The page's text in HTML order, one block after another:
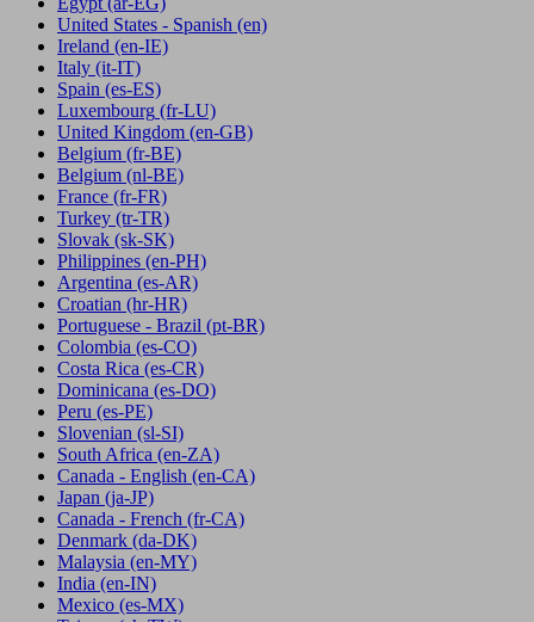
United States - Spanish (en)
Ireland (en-IE)
Italy (it-IT)
Spain (es-ES)
Luxembourg (fr-LU)
United Kingdom (en-GB)
Belgium (fr-BE)
Belgium (nl-BE)
France (fr-FR)
Turkey (tr-TR)
Slovak (sk-SK)
Philippines (en-PH)
Argentina (es-AR)
Croatian (hr-HR)
Portuguese - Brazil (pt-BR)
Colombia (es-CO)
Costa Rica (es-CR)
Dominicana (es-DO)
Peru (es-PE)
Slovenian (sl-SI)
South Africa (en-ZA)
Canada - English (en-CA)
Japan (ja-JP)
Canada - French (fr-CA)
Denmark (da-DK)
Malaysia (en-MY)
India (en-IN)
Mexico (es-MX)